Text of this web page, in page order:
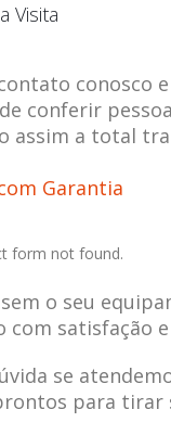
Visita
conosco
conferir
assim a total
Garantia
form not found.
o seu
com satisfação
se
para tirar